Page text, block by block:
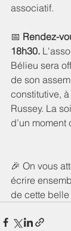
associatif.
📅 Rendez-
18h30.
Bélieu sera
de son
constitutive,
Russey. La
d’un moment
🎉 On vous
écrire
de cette